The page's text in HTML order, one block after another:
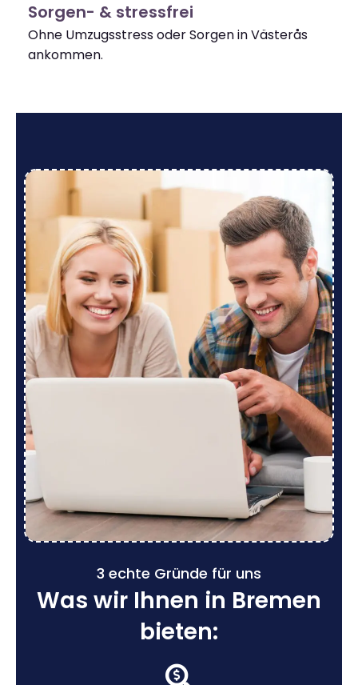
Sorgen- & stressfrei
Ohne Umzugsstress oder Sorgen in Västerås
ankommen.
3 echte Gründe für uns
Was wir Ihnen in Bremen
bieten: